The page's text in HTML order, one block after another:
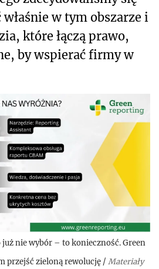
w tym obszarze i
które łączą prawo,
by wspierać firmy w
nie wybór – to konieczność. Green
przejść zieloną rewolucję / Materiały